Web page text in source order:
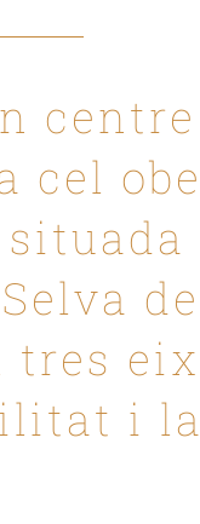
centre
cel
tres
i la